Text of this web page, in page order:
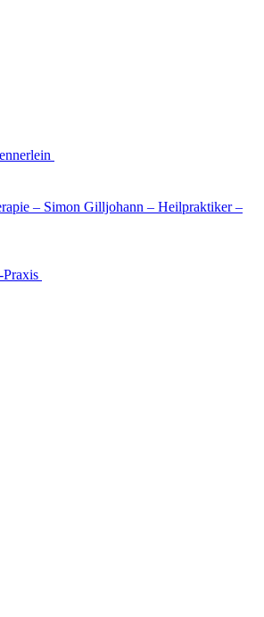
– Simon Gilljohann – Heilpraktiker –
Praxis